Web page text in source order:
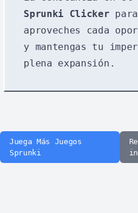
Sprunki Clicker
aproveches cada
y mantengas tu
plena expansión.
Juega Más Juegos
Sprunki